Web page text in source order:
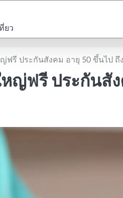
ยว
ฟรี ประกันสังคม อายุ 50 ขึ้นไป ถึ
ญ่ฟรี ประกันสัง